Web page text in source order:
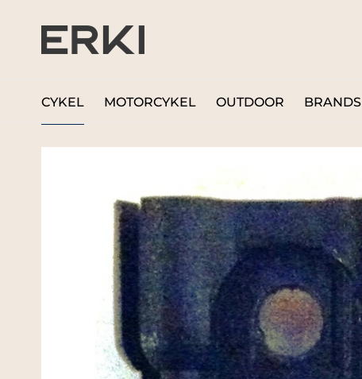
CYKEL MOTORCYKEL OUTDOOR BRANDS